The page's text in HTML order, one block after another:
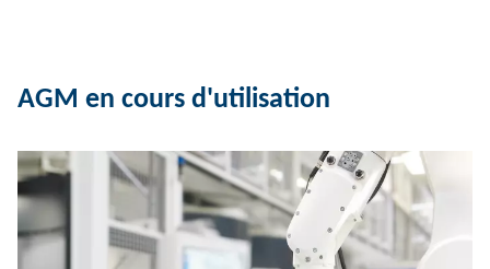
AGM en cours d'utilisation